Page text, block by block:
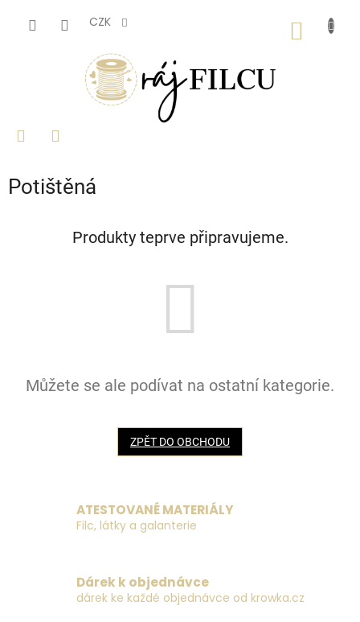
CZK
Potištěná
Produkty teprve připravujeme.
Můžete se ale podívat na ostatní kategorie.
ZPĚT DO OBCHODU
ATESTOVANÉ MATERIÁLY
Filc, látky a galanterie
Dárek k objednávce
dárek ke každé objednávce od krowka.cz